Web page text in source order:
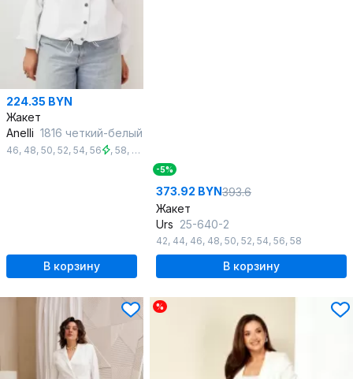
224.35 BYN
Жакет
Anelli 1816 четкий-белый
46, 48, 50, 52, 54, 56 , 58, 60
В корзину
-5%
373.92 BYN393.6
Жакет
Urs 25-640-2
42, 44, 46, 48, 50, 52, 54, 56, 58
В корзину
%